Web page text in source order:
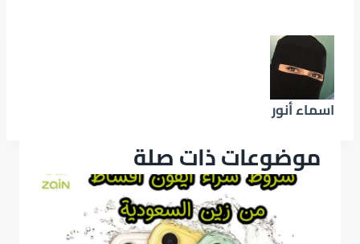
اسماء أنور
موضوعات ذات صلة